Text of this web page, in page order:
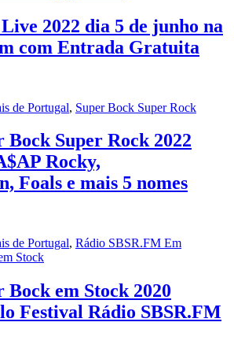
2022 dia 5 de junho na
com Entrada Gratuita
de Portugal, Super Bock Super Rock
Bock Super Rock 2022
Rocky,
Foals e mais 5 nomes
de Portugal, Rádio SBSR.FM Em
Stock
Bock em Stock 2020
Festival Rádio SBSR.FM